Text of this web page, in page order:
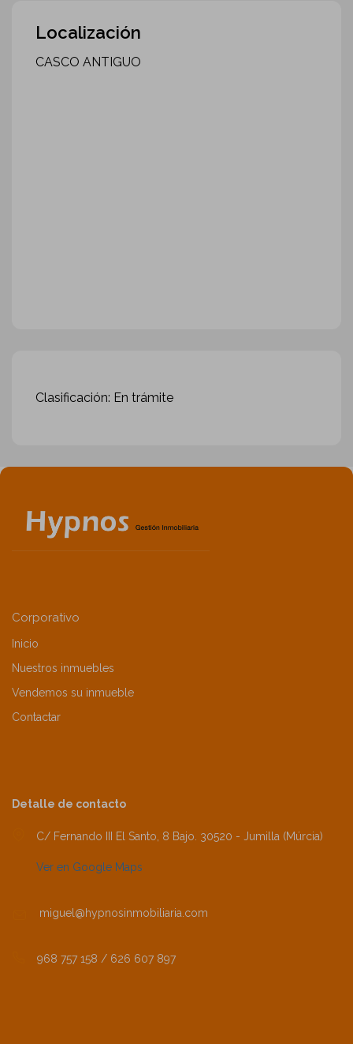
Localización
CASCO ANTIGUO
Clasificación: En trámite
Corporativo
Inicio
Nuestros inmuebles
Vendemos su inmueble
Contactar
Detalle de contacto
C/ Fernando III El Santo, 8 Bajo. 30520 - Jumilla (Múrcia)
Ver en Google Maps
miguel@hypnosinmobiliaria.com
968 757 158 / 626 607 897